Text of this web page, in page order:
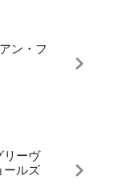
ン・フ
リーヴ
ールズ